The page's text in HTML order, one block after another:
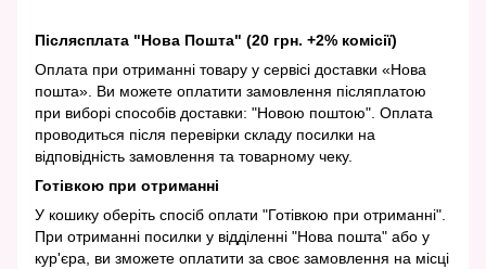
Післясплата "Нова Пошта" (20 грн. +2% комісії)
Оплата при отриманні товару у сервісі доставки «Нова
пошта». Ви можете оплатити замовлення післяплатою
при виборі способів доставки: "Новою поштою". Оплата
проводиться після перевірки складу посилки на
відповідність замовлення та товарному чеку.
Готівкою при отриманні
У кошику оберіть спосіб оплати "Готівкою при отриманні".
При отриманні посилки у відділенні "Нова пошта" або у
кур'єра, ви зможете оплатити за своє замовлення на місці